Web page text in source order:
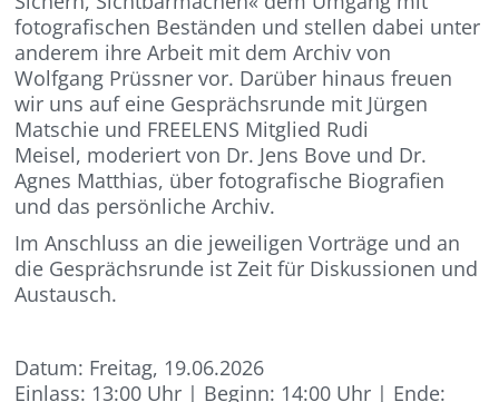
fotografischen Beständen und stellen dabei unter
anderem ihre Arbeit mit dem Archiv von
Wolfgang Prüssner vor. Darüber hinaus freuen
wir uns auf eine Gesprächsrunde mit Jürgen
Matschie und FREELENS Mitglied Rudi
Meisel, moderiert von Dr. Jens Bove und Dr.
Agnes Matthias, über fotografische Biografien
und das persönliche Archiv.
Im Anschluss an die jeweiligen Vorträge und an
die Gesprächsrunde ist Zeit für Diskussionen und
Austausch.
Datum: Freitag, 19.06.2026
Einlass: 13:00 Uhr | Beginn: 14:00 Uhr | Ende: